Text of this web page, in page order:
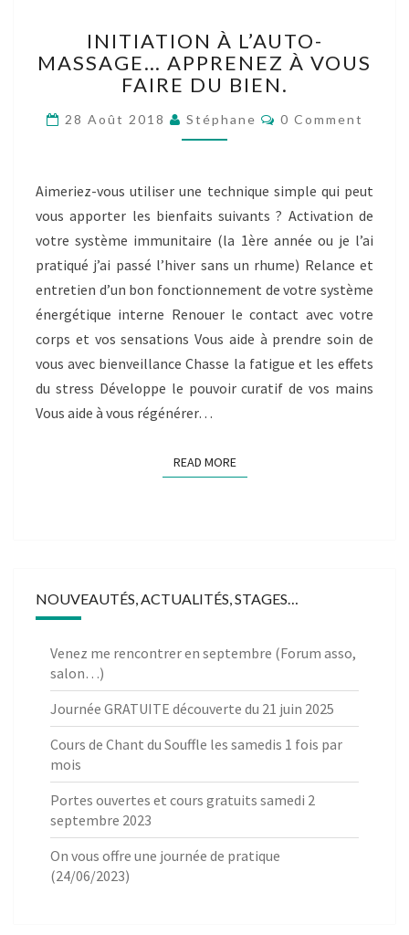
À
L’AUTO-
MASSAGE…
À
VOUS
BIEN.
INITIATION À L’AUTO-
MASSAGE… APPRENEZ À VOUS
FAIRE DU BIEN.
28 Août 2018 Stéphane Comments
0 Comment
Aimeriez-vous utiliser une technique simple qui peut
vous apporter les bienfaits suivants ? Activation de
votre système immunitaire (la 1ère année ou je l’ai
pratiqué j’ai passé l’hiver sans un rhume) Relance et
entretien d’un bon fonctionnement de votre système
énergétique interne Renouer le contact avec votre
corps et vos sensations Vous aide à prendre soin de
vous avec bienveillance Chasse la fatigue et les effets
du stress Développe le pouvoir curatif de vos mains
Vous aide à vous régénérer…
READ MOREREAD MORE
NOUVEAUTÉS, ACTUALITÉS, STAGES…
Venez me rencontrer en septembre (Forum asso,
salon…)
Journée GRATUITE découverte du 21 juin 2025
Cours de Chant du Souffle les samedis 1 fois par
mois
Portes ouvertes et cours gratuits samedi 2
septembre 2023
On vous offre une journée de pratique
(24/06/2023)